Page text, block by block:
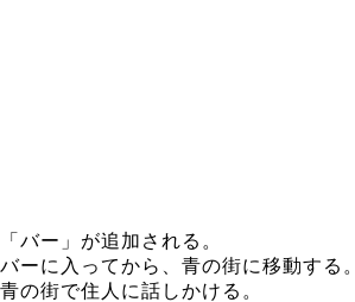
「バー」が追加される。
バーに入ってから、青の街に移動する。
青の街で住人に話しかける。